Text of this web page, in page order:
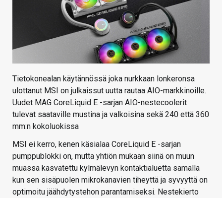
HAKU
Tietokonealan käytännössä joka nurkkaan lonkeronsa
ulottanut MSI on julkaissut uutta rautaa AIO-markkinoille.
Uudet MAG CoreLiquid E -sarjan AIO-nestecoolerit
tulevat saataville mustina ja valkoisina sekä 240 että 360
mm:n kokoluokissa
MSI ei kerro, kenen käsialaa CoreLiquid E -sarjan
pumppublokki on, mutta yhtiön mukaan siinä on muun
muassa kasvatettu kylmälevyn kontaktialuetta samalla
kun sen sisäpuolen mikrokanavien tiheyttä ja syvyyttä on
optimoitu jäähdytystehon parantamiseksi. Nestekierto